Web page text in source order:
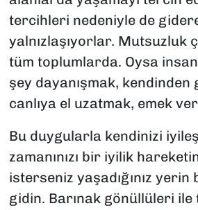
tercihleri nedeniyle de
yalnızlaşıyorlar. Mutsuzluk
tüm toplumlarda. Oysa
şey dayanışmak, kendinden
canlıya el uzatmak, emek
Bu duygularla kendinizi
zamanınızı bir iyilik
isterseniz yaşadığınız yerin
gidin. Barınak gönüllüleri ile